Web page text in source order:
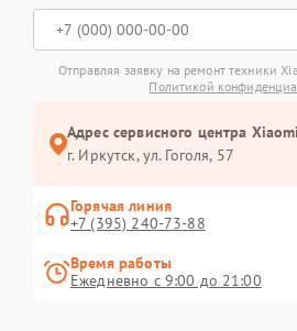
Отправляя заявку на ремонт техники
Политикой
Адрес сервисного центра
г. Иркутск, ул. ​Гоголя, 57
Горячая линия
+7 (395) 240-73-88
Время работы
Ежедневно с 9:00 до 21:00